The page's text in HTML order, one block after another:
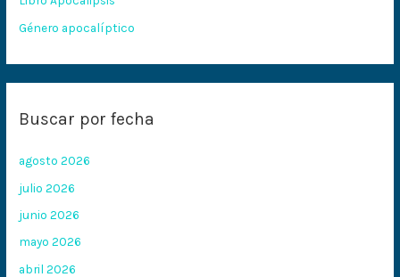
Género apocalíptico
Buscar por fecha
agosto 2026
julio 2026
junio 2026
mayo 2026
abril 2026